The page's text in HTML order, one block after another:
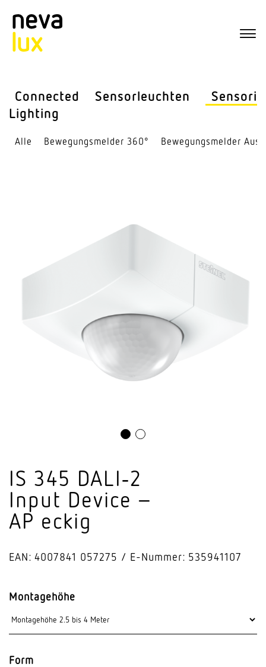
Connected
Lighting
Sensor­leuchten Sensorik
Alle Bewe­gungs­melder 360° Bewe­gungs­melder
IS 345 DALI‑2
Input Device –
AP eckig
EAN: 4007841 057275 E-Nummer: 535941107
Montagehöhe
Form